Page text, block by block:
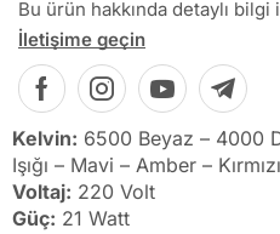
Bu ürün hakkında detaylı bilgi
İletişime geçin
Kelvin: 6500 Beyaz – 4000
Işığı – Mavi – Amber –
Voltaj: 220 Volt
Güç: 21 Watt